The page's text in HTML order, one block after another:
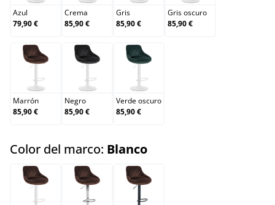
Azul
79,90 €
Crema
85,90 €
Gris
85,90 €
Gris oscuro
85,90 €
Marrón
Marrón
85,90 €
Negro
Negro
85,90 €
Verde oscuro
Verde oscuro
85,90 €
Color del marco: Blancoselect
Blanco Cromado Negro